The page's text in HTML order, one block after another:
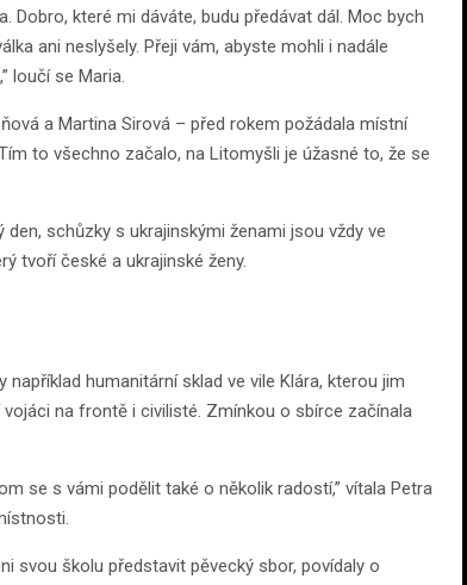
Dobro, které mi dáváte, budu předávat dál. Moc bych
ani neslyšely. Přeji vám, abyste mohli i nadále
loučí se Maria.
a Martina Sirová – před rokem požádala místní
to všechno začalo, na Litomyšli je úžasné to, že se
schůzky s ukrajinskými ženami jsou vždy ve
tvoří české a ukrajinské ženy.
humanitární sklad ve vile Klára, kterou jim
na frontě i civilisté. Zmínkou o sbírce začínala
se s vámi podělit také o několik radostí,” vítala Petra
svou školu představit pěvecký sbor, povídaly o